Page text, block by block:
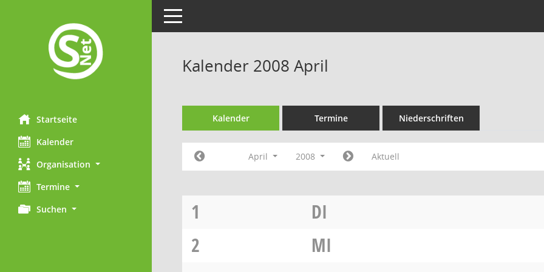
Startseite
Kalender
Organisation
Termine
Suchen
Toggle navigation
Kalender 2008 April
Kalender Termine Niederschriften
April 2008 Aktuell
1
DI
2
MI